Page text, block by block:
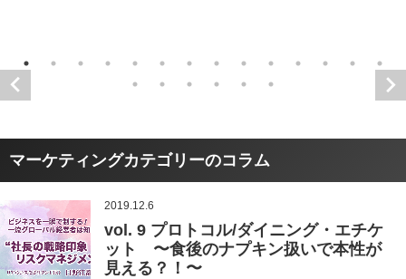
マーケティングカテゴリーのコラム
2019.12.6
vol. 9 プロトコル/ダイニング・エチケ
ット 〜食後のナプキン扱いで本性が
見える？！〜